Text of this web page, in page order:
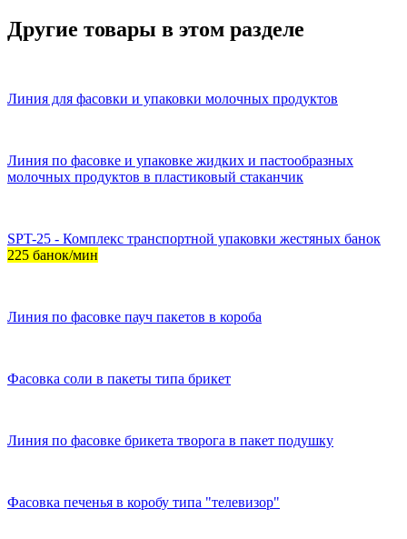
Другие товары в этом разделе
Линия для фасовки и упаковки молочных продуктов
Линия по фасовке и упаковке жидких и пастообразных
молочных продуктов в пластиковый стаканчик
SPT-25 - Комплекс транспортной упаковки жестяных банок
225 банок/мин
Линия по фасовке пауч пакетов в короба
Фасовка соли в пакеты типа брикет
Линия по фасовке брикета творога в пакет подушку
Фасовка печенья в коробу типа "телевизор"